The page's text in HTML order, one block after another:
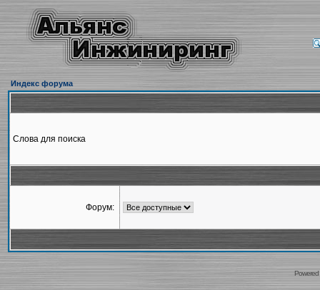
Индекс форума
Слова для поиска
Форум: